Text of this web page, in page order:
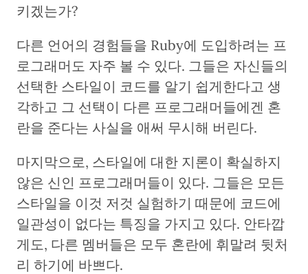
키겠는가?
다른 언어의 경험들을 Ruby에 도입하려는 프
로그래머도 자주 볼 수 있다. 그들은 자신들의
선택한 스타일이 코드를 알기 쉽게한다고 생
각하고 그 선택이 다른 프로그래머들에겐 혼
란을 준다는 사실을 애써 무시해 버린다.
마지막으로, 스타일에 대한 지론이 확실하지
않은 신인 프로그래머들이 있다. 그들은 모든
스타일을 이것 저것 실험하기 때문에 코드에
일관성이 없다는 특징을 가지고 있다. 안타깝
게도, 다른 멤버들은 모두 혼란에 휘말려 뒷처
리 하기에 바쁘다.